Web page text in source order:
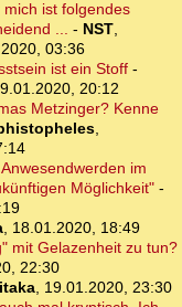
mich ist folgendes
... - NST,
03:36
ist ein Stoff-
20:12
Metzinger? Kenne
,
im
Möglichkeit" -
, 18.01.2020, 18:49
mit Gelazenheit zu tun?
22:30
, 19.01.2020, 23:30